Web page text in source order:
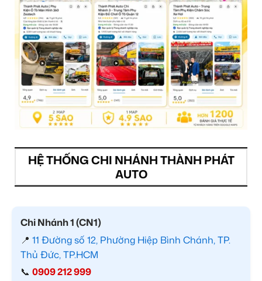
HỆ THỐNG CHI NHÁNH THÀNH PHÁT
AUTO
Chi Nhánh 1 (CN1)
📍 11 Đường số 12, Phường Hiệp Bình Chánh, TP.
Thủ Đức, TP.HCM
📞 0909 212 999